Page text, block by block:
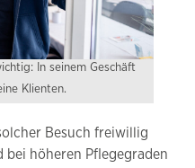
In seinem Geschäft
Klienten.
Besuch freiwillig
höheren Pflegegraden